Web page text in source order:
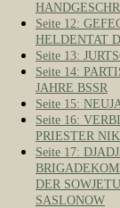
Seite 12:
HELDENTAT
Seite 13:
Seite 14:
JAHRE BSSR
Seite 15:
Seite 16:
PRIESTER
Seite 17:
DER
SASLONOW